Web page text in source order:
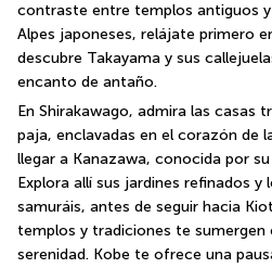
contraste entre templos antiguos
Alpes japoneses, relájate primero
descubre Takayama y sus
encanto de antaño.
En Shirakawago, admira las casas
paja, enclavadas en el corazón de
llegar a Kanazawa, conocida por
Explora allí sus jardines refinados y
samuráis, antes de seguir hacia
templos y tradiciones te sumergen
serenidad. Kobe te ofrece una